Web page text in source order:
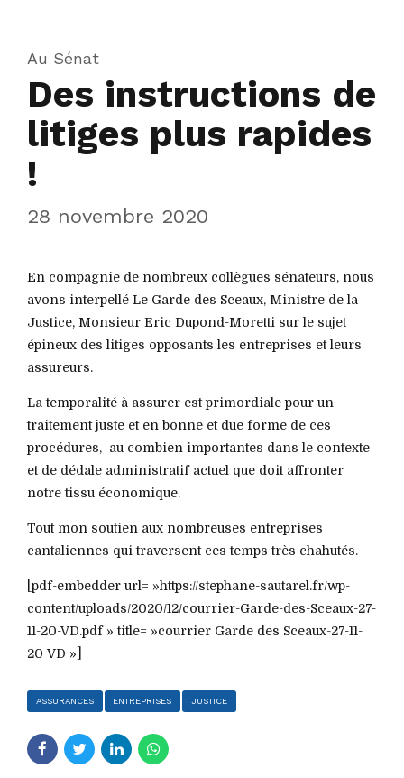
Au Sénat
Des instructions de
litiges plus rapides
!
28 novembre 2020
En compagnie de nombreux collègues sénateurs, nous
avons interpellé Le Garde des Sceaux, Ministre de la
Justice, Monsieur Eric Dupond-Moretti sur le sujet
épineux des litiges opposants les entreprises et leurs
assureurs.
La temporalité à assurer est primordiale pour un
traitement juste et en bonne et due forme de ces
procédures, au combien importantes dans le contexte
et de dédale administratif actuel que doit affronter
notre tissu économique.
Tout mon soutien aux nombreuses entreprises
cantaliennes qui traversent ces temps très chahutés.
[pdf-embedder url= »https://stephane-sautarel.fr/wp-
content/uploads/2020/12/courrier-Garde-des-Sceaux-27-
11-20-VD.pdf » title= »courrier Garde des Sceaux-27-11-
20 VD »]
ASSURANCES ENTREPRISES JUSTICE